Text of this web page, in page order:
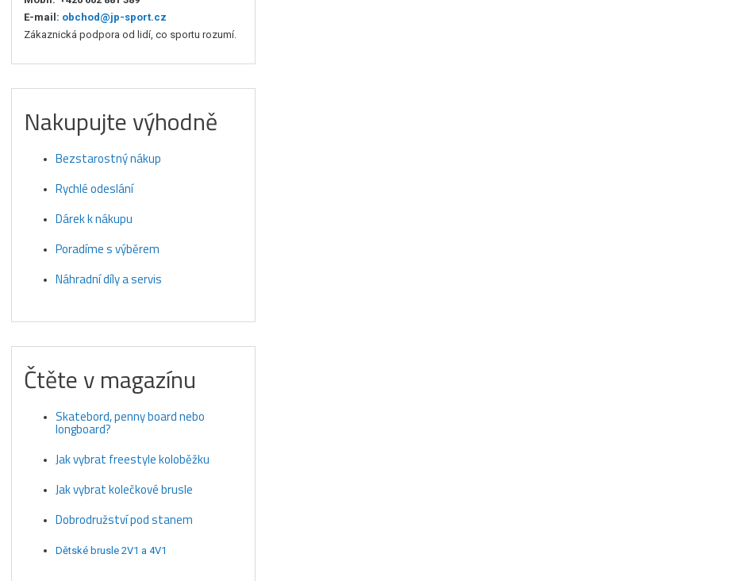
E-mail: obchod@jp-sport.cz
Zákaznická podpora od lidí, co sportu rozumí.
Nakupujte výhodně
Bezstarostný nákup
Rychlé odeslání
Dárek k nákupu
Poradíme s výběrem
Náhradní díly a servis
Čtěte v magazínu
Skatebord, penny board nebo
longboard?
Jak vybrat freestyle koloběžku
Jak vybrat kolečkové brusle
Dobrodružství pod stanem
Dětské brusle 2V1 a 4V1